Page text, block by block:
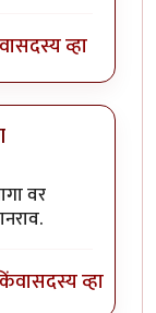
सदस्य व्हा
वर
सदस्य व्हा